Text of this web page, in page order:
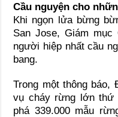
Cầu nguyện cho
Khi ngọn lửa bừng
San Jose, Giám
người hiệp nhất cầu
bang.
Trong một thông báo,
vụ cháy rừng lớn thứ
phá 339.000 mẫu